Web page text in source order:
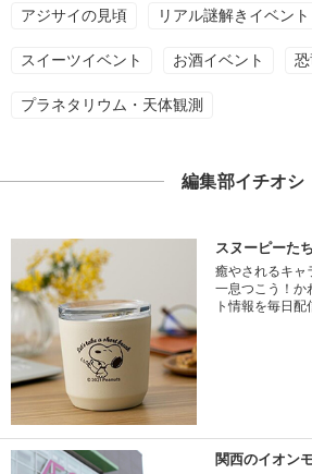
アジサイの見頃 リアル謎解きイベント
スイーツイベント お酒イベント
プラネタリウム・天体観測
編集部イチオシ
スヌーピーた
癒やされるキャ
一息つこう！か
ト情報を毎日配
関西のイオン